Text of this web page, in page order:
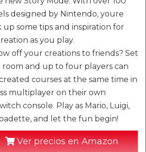
designed by Nintendo, youre
up some tips and inspiration for
as you play.
off your creations to friends? Set
and up to four players can
courses at the same time in
multiplayer on their own
console. Play as Mario, Luigi,
and let the fun begin!
Ver precios en Amazon